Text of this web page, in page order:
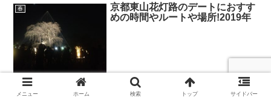
春
京都東山花灯路のデートにおすす
めの時間やルートや場所!2019年
平成15年3月から今年で 16回目を迎える京都の春の風物詩。 灯りと
花の路 舞妓さんの「奉納舞踊」 いけばなプロムナード 現代いけばな
メニュー ホーム 検索 トップ サイドバー